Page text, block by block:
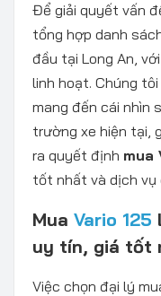
Để giải quyết vấn
tổng hợp danh
đầu tại Long An,
linh hoạt. Chúng
mang đến cái nhìn
trường xe hiện tại,
ra quyết định mua
tốt nhất và dịch vụ
Mua Vario 125
uy tín, giá tốt
Việc chọn đại lý